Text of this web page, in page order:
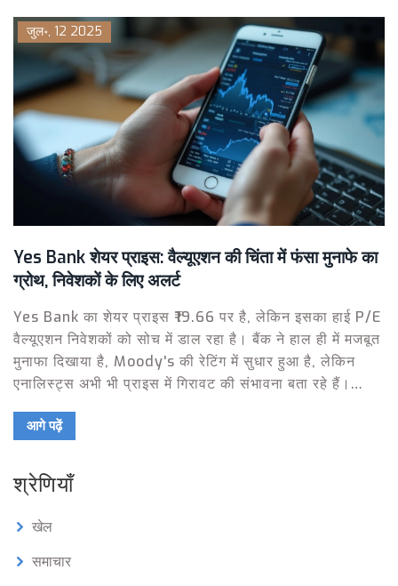
जुल॰, 12 2025
Yes Bank शेयर प्राइस: वैल्यूएशन की चिंता में फंसा मुनाफे का
ग्रोथ, निवेशकों के लिए अलर्ट
Yes Bank का शेयर प्राइस ₹19.66 पर है, लेकिन इसका हाई P/E
वैल्यूएशन निवेशकों को सोच में डाल रहा है। बैंक ने हाल ही में मजबूत
मुनाफा दिखाया है, Moody's की रेटिंग में सुधार हुआ है, लेकिन
एनालिस्ट्स अभी भी प्राइस में गिरावट की संभावना बता रहे हैं।
आगे पढ़ें
श्रेणियाँ
खेल
समाचार